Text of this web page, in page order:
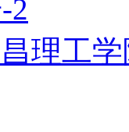
2
理工